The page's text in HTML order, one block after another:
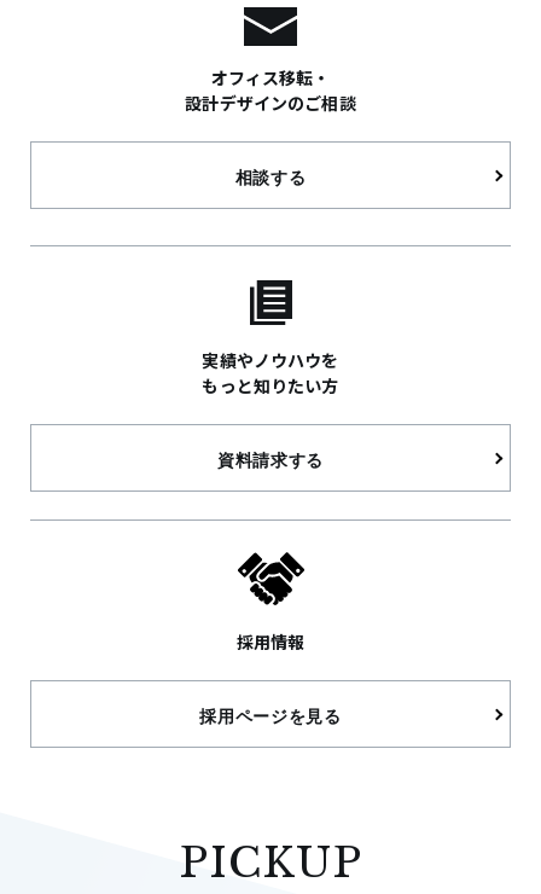
オフィス移転・
設計デザインのご相談
相談する
実績やノウハウを
もっと知りたい方
資料請求する
採用情報
採用ページを見る
PICKUP